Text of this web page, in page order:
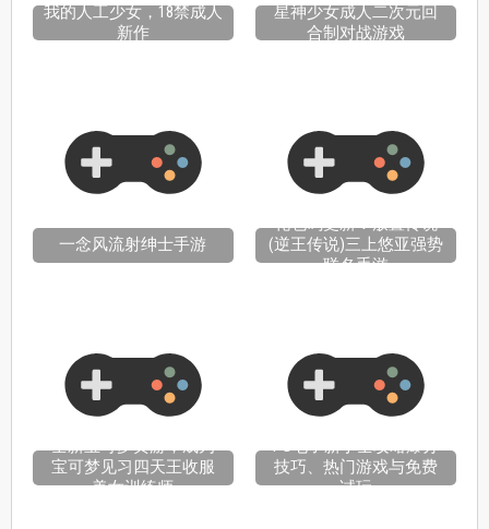
我的人工少女，18禁成人
新作
星神少女成人二次元回
合制对战游戏
一念风流射绅士手游
礼包码更新！放置传说
(逆王传说)三上悠亚强势
联名手游
全新宝可梦黄游，成为
宝可梦见习四天王收服
美女训练师
PG电子新手全攻略爆分
技巧、热门游戏与免费
试玩